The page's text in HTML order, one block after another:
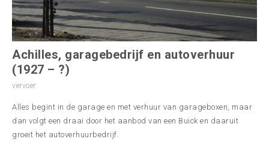
Achilles, garagebedrijf en autoverhuur
(1927 – ?)
vervoer
Alles begint in de garage en met verhuur van garageboxen, maar
dan volgt een draai door het aanbod van een Buick en daaruit
groeit het autoverhuurbedrijf.